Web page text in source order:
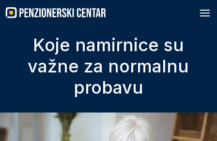
to
content
Koje namirnice su
važne za normalnu
probavu